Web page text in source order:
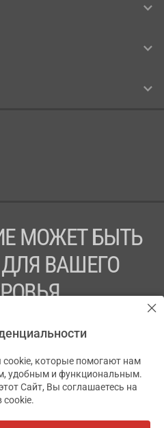
МОЖЕТ БЫТЬ
ВАШЕГО
ПРЕПАРАТА
С ВРАЧОМ
Код ЄДРПОУ 43631965.
которые помогают нам
удобным и функциональным.
Сайт, Вы соглашаетесь на
cookie.
✕